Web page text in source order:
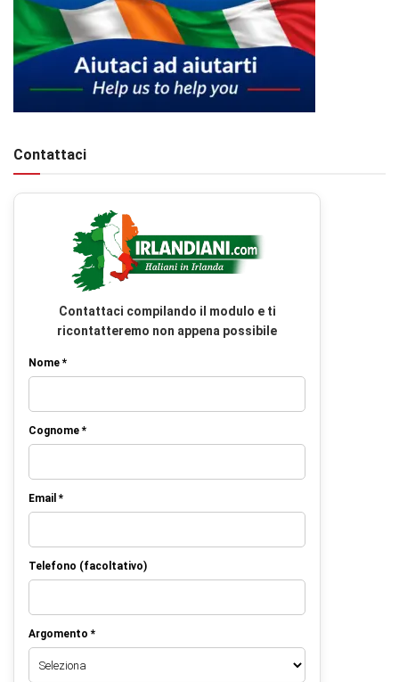
Contattaci
Contattaci compilando il modulo e ti
ricontatteremo non appena possibile
Nome *
Cognome *
Email *
Telefono (facoltativo)
Argomento *